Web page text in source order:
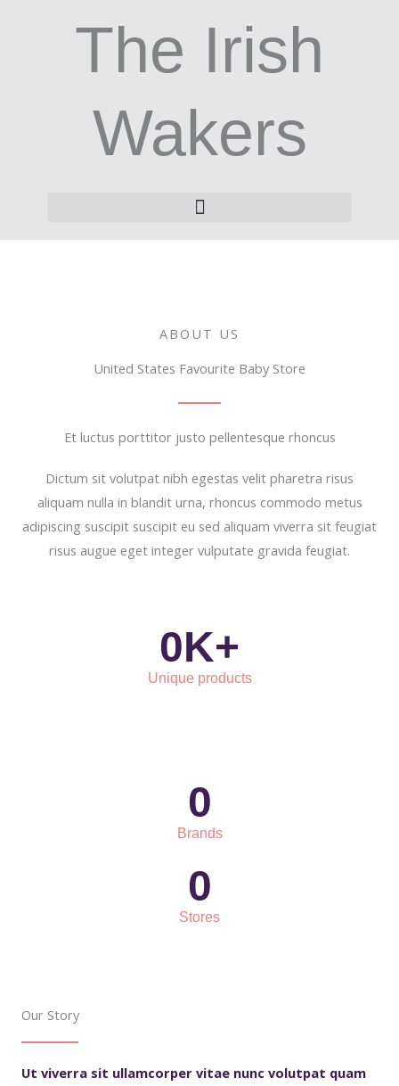
The Irish
Wakers
ABOUT US
United States Favourite Baby Store
Et luctus porttitor justo pellentesque rhoncus
Dictum sit volutpat nibh egestas velit pharetra risus
aliquam nulla in blandit urna, rhoncus commodo metus
adipiscing suscipit suscipit eu sed aliquam viverra sit feugiat
risus augue eget integer vulputate gravida feugiat.
Unique products
0K+
Brands
0
Stores
0
Our Story
Ut viverra sit ullamcorper vitae nunc volutpat quam